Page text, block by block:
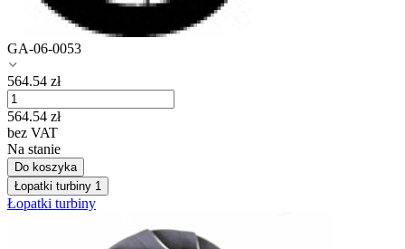
GA-06-0053
564.54 zł
564.54 zł
bez VAT
Na stanie
Do koszyka
Łopatki turbiny 1
Łopatki turbiny